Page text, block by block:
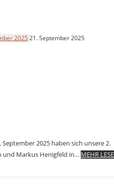
2025 21. September 2025
2025 haben sich unsere 2.
und Markus Henigfeld in… MEHR